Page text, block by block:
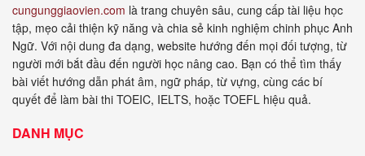
cungunggiaovien.com là trang chuyên sâu, cung cấp tài liệu học
tập, mẹo cải thiện kỹ năng và chia sẻ kinh nghiệm chinh phục Anh
Ngữ. Với nội dung đa dạng, website hướng đến mọi đối tượng, từ
người mới bắt đầu đến người học nâng cao. Bạn có thể tìm thấy
bài viết hướng dẫn phát âm, ngữ pháp, từ vựng, cùng các bí
quyết để làm bài thi TOEIC, IELTS, hoặc TOEFL hiệu quả.
DANH MỤC